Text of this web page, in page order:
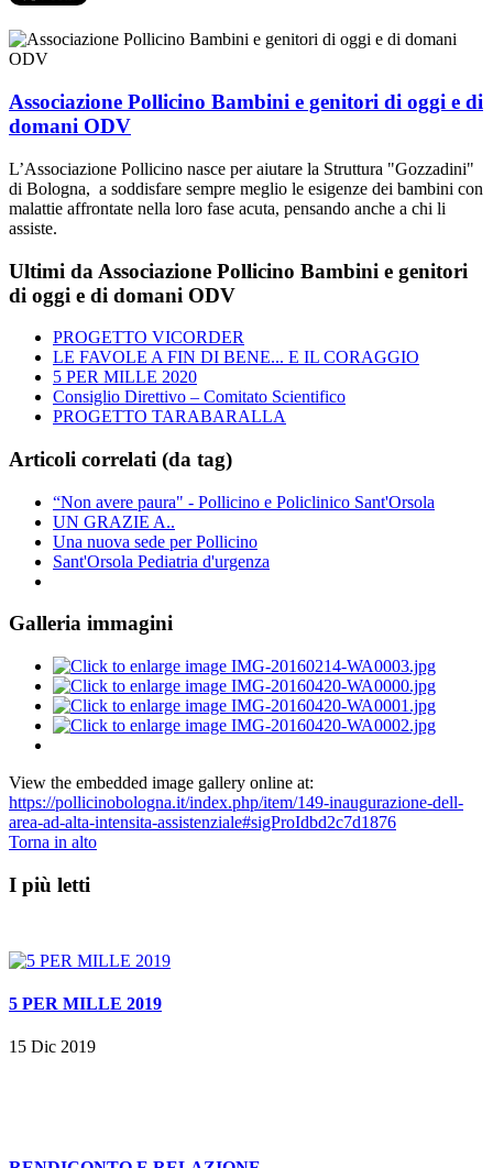
Associazione Pollicino Bambini e genitori di oggi e di
domani ODV
L’Associazione Pollicino nasce per aiutare la Struttura "Gozzadini"
di Bologna, a soddisfare sempre meglio le esigenze dei bambini con
malattie affrontate nella loro fase acuta, pensando anche a chi li
assiste.
Ultimi da Associazione Pollicino Bambini e genitori
di oggi e di domani ODV
PROGETTO VICORDER
LE FAVOLE A FIN DI BENE... E IL CORAGGIO
5 PER MILLE 2020
Consiglio Direttivo – Comitato Scientifico
PROGETTO TARABARALLA
Articoli correlati (da tag)
“Non avere paura" - Pollicino e Policlinico Sant'Orsola
UN GRAZIE A..
Una nuova sede per Pollicino
Sant'Orsola Pediatria d'urgenza
Galleria immagini
View the embedded image gallery online at:
https://pollicinobologna.it/index.php/item/149-inaugurazione-dell-
area-ad-alta-intensita-assistenziale#sigProIdbd2c7d1876
Torna in alto
I più letti
5 PER MILLE 2019
15 Dic 2019